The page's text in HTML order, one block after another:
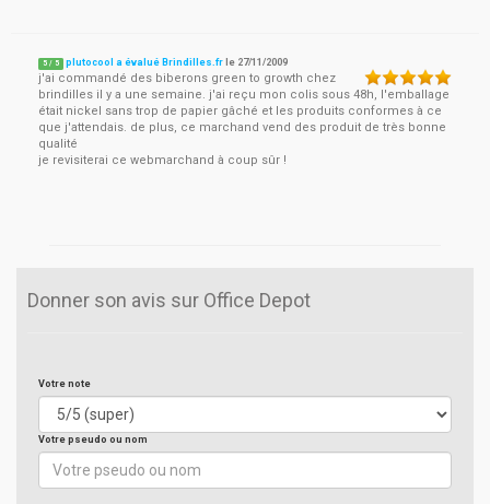
5 / 5 plutocool a évalué Brindilles.fr le 27/11/2009
j'ai commandé des biberons green to growth chez
brindilles il y a une semaine. j'ai reçu mon colis sous 48h, l'emballage
était nickel sans trop de papier gâché et les produits conformes à ce
que j'attendais. de plus, ce marchand vend des produit de très bonne
qualité
je revisiterai ce webmarchand à coup sûr !
Donner son avis sur Office Depot
Votre note
Votre pseudo ou nom